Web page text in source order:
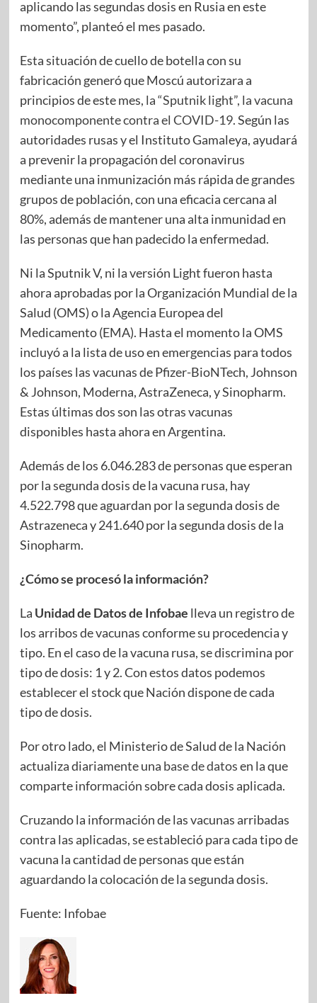
aplicando las segundas dosis en Rusia en este
momento”, planteó el mes pasado.
Esta situación de cuello de botella con su
fabricación generó que Moscú autorizara a
principios de este mes, la “Sputnik light”, la vacuna
monocomponente contra el COVID-19. Según las
autoridades rusas y el Instituto Gamaleya, ayudará
a prevenir la propagación del coronavirus
mediante una inmunización más rápida de grandes
grupos de población, con una eficacia cercana al
80%, además de mantener una alta inmunidad en
las personas que han padecido la enfermedad.
Ni la Sputnik V, ni la versión Light fueron hasta
ahora aprobadas por la Organización Mundial de la
Salud (OMS) o la Agencia Europea del
Medicamento (EMA). Hasta el momento la OMS
incluyó a la lista de uso en emergencias para todos
los países las vacunas de Pfizer-BioNTech, Johnson
& Johnson, Moderna, AstraZeneca, y Sinopharm.
Estas últimas dos son las otras vacunas
disponibles hasta ahora en Argentina.
Además de los 6.046.283 de personas que esperan
por la segunda dosis de la vacuna rusa, hay
4.522.798 que aguardan por la segunda dosis de
Astrazeneca y 241.640 por la segunda dosis de la
Sinopharm.
¿Cómo se procesó la información?
La Unidad de Datos de Infobae lleva un registro de
los arribos de vacunas conforme su procedencia y
tipo. En el caso de la vacuna rusa, se discrimina por
tipo de dosis: 1 y 2. Con estos datos podemos
establecer el stock que Nación dispone de cada
tipo de dosis.
Por otro lado, el Ministerio de Salud de la Nación
actualiza diariamente una base de datosen la que
comparte información sobre cada dosis aplicada.
Cruzando la información de las vacunas arribadas
contra las aplicadas, se estableció para cada tipo de
vacuna la cantidad de personas que están
aguardando la colocación de la segunda dosis.
Fuente: Infobae